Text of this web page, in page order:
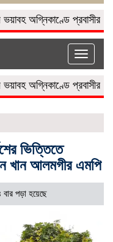
অগ্নিকাণ্ডে প্রবাসীর বসত
Toggle
অগ্নিকাণ্ডে প্রবাসীর বসত
ভিত্তিতে
খান আলমগীর এমপি
পড়া হয়েছে